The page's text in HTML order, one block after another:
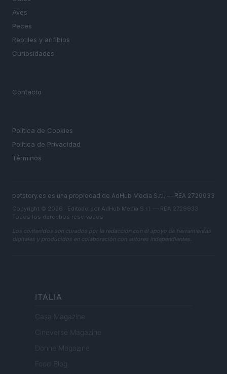
Aves
Peces
Reptiles y anfibios
Curiosidades
Contacto
Política de Cookies
Política de Privacidad
Términos
petstory.es es una propiedad de AdHub Media S.r.l. — REA 2729933
Copyright © 2026 · Editado por AdHub Media S.r.l. — REA 2729933
Todos los derechos reservados
Los contenidos son curados por la redacción con el apoyo de herramientas
digitales y producidos en colaboración con autores independientes.
ITALIA
Casa Magazine
Cineverse Magazine
Donne Magazine
Food Blog